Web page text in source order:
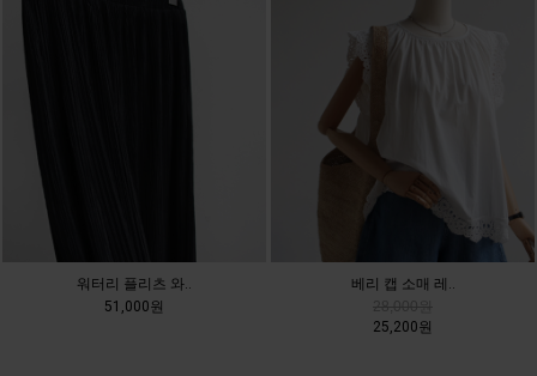
워터리 플리츠 와..
51,000원
베리 캡 소매 레..
25,200원